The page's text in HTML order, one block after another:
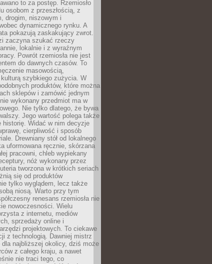
to za postęp. Rzemiosło
osobom z przeszłością, z
drogim, niszowym i
dynamicznego rynku. A
pokazują zaskakujący zwrot.
zaczyna szukać rzeczy
lokalnie i z wyraźnym
Powrót rzemiosła nie jest
do dawnych czasów. To
masowością,
szybkiego zużycia. W
produktów, które można
sklepów i zamówić jednym
wykonany przedmiot ma w
Nie tylko dlatego, że bywa
Jego wartość polega także
historię. Widać w nim decyzje
cierpliwość i sposób
Drewniany stół od lokalnego
uformowana ręcznie, skórzana
pracowni, chleb wypiekany
nóż wykonany przez
tworzona w krótkich seriach
się od produktów
tylko wyglądem, lecz także
niosą. Warto przy tym
renesans rzemiosła nie
nowoczesności. Wielu
z internetu, mediów
sprzedaży online i
projektowych. To ciekawe
z technologią. Dawniej mistrz
dla najbliższej okolicy, dziś może
z całego kraju, a nawet
nie traci tego, co